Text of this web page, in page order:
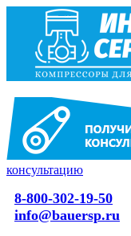
консультацию
8-800-302-19-50
info@bauersp.ru